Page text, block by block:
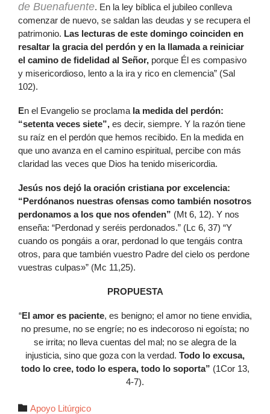
de Buenafuente. En la ley bíblica el jubileo conlleva
comenzar de nuevo, se saldan las deudas y se recupera el
patrimonio. Las lecturas de este domingo coinciden en
resaltar la gracia del perdón y en la llamada a reiniciar
el camino de fidelidad al Señor, porque Él es compasivo
y misericordioso, lento a la ira y rico en clemencia” (Sal
102).
En el Evangelio se proclama la medida del perdón:
“setenta veces siete”, es decir, siempre. Y la razón tiene
su raíz en el perdón que hemos recibido. En la medida en
que uno avanza en el camino espiritual, percibe con más
claridad las veces que Dios ha tenido misericordia.
Jesús nos dejó la oración cristiana por excelencia:
“Perdónanos nuestras ofensas como también nosotros
perdonamos a los que nos ofenden” (Mt 6, 12). Y nos
enseña: “Perdonad y seréis perdonados.” (Lc 6, 37) “Y
cuando os pongáis a orar, perdonad lo que tengáis contra
otros, para que también vuestro Padre del cielo os perdone
vuestras culpas»” (Mc 11,25).
PROPUESTA
“El amor es paciente, es benigno; el amor no tiene envidia,
no presume, no se engríe; no es indecoroso ni egoísta; no
se irrita; no lleva cuentas del mal; no se alegra de la
injusticia, sino que goza con la verdad. Todo lo excusa,
todo lo cree, todo lo espera, todo lo soporta” (1Cor 13,
4-7).
 Autor
Apoyo Litúrgico